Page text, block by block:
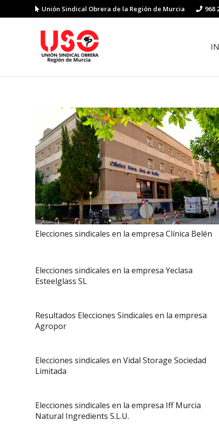
Unión Sindical Obrera de la Región de Murcia 968
Elecciones sindicales en la empresa Clínica Belén
Elecciones sindicales en la empresa Yeclasa
Esteelglass SL
Resultados Elecciones Sindicales en la empresa
Agropor
Elecciones sindicales en Vidal Storage Sociedad
Limitada
Elecciones sindicales en la empresa Iff Murcia
Natural Ingredients S.L.U.